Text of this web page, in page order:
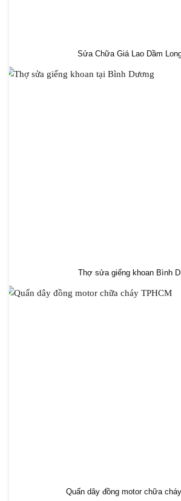
Sửa Chữa Giá Lao Dầm
Thợ sửa giếng khoan Bình
Quấn dây đồng motor chữa